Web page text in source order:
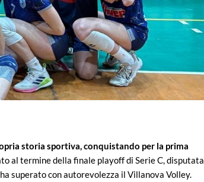
storia sportiva, conquistando per la prima
al termine della finale playoff di Serie C, disputata
superato con autorevolezza il Villanova Volley.